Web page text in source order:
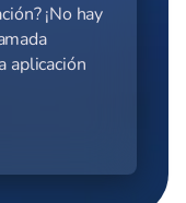
¡No hay
aplicación